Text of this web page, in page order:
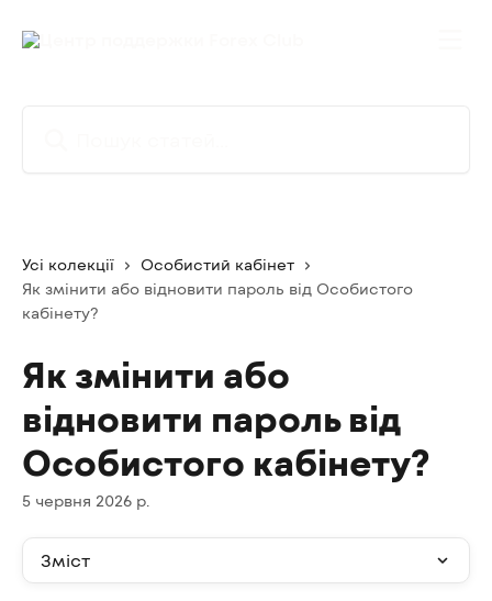
Усі колекції
Особистий кабінет
Як змінити або відновити пароль від Особистого
кабінету?
Як змінити або
відновити пароль від
Особистого кабінету?
5 червня 2026 р.
Зміст